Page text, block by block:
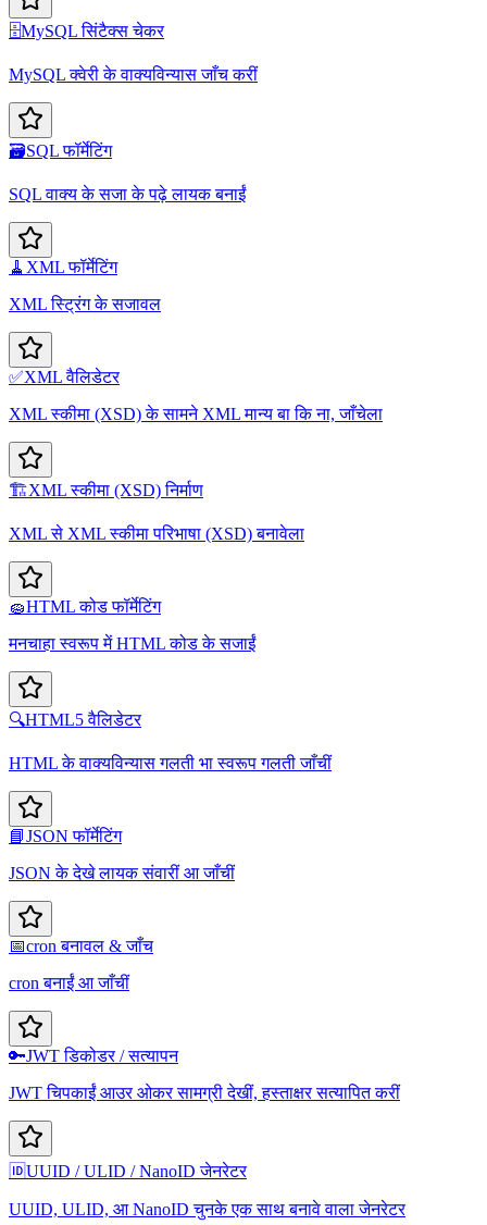
🗄️MySQL सिंटैक्स चेकर
MySQL क्वेरी के वाक्यविन्यास जाँच करीं
🗃️SQL फॉर्मेटिंग
SQL वाक्य के सजा के पढ़े लायक बनाईं
🧹 XML फॉर्मेटिंग
XML स्ट्रिंग के सजावल
✅XML वैलिडेटर
XML स्कीमा (XSD) के सामने XML मान्य बा कि ना, जाँचेला
🏗️XML स्कीमा (XSD) निर्माण
XML से XML स्कीमा परिभाषा (XSD) बनावेला
🧽HTML कोड फॉर्मेटिंग
मनचाहा स्वरूप में HTML कोड के सजाईं
🔍HTML5 वैलिडेटर
HTML के वाक्यविन्यास गलती भा स्वरूप गलती जाँचीं
📘JSON फॉर्मेटिंग
JSON के देखे लायक संवारीं आ जाँचीं
📅cron बनावल & जाँच
cron बनाईं आ जाँचीं
🔑JWT डिकोडर / सत्यापन
JWT चिपकाईं आउर ओकर सामग्री देखीं, हस्ताक्षर सत्यापित करीं
🆔UUID / ULID / NanoID जेनरेटर
UUID, ULID, आ NanoID चुनके एक साथ बनावे वाला जेनरेटर